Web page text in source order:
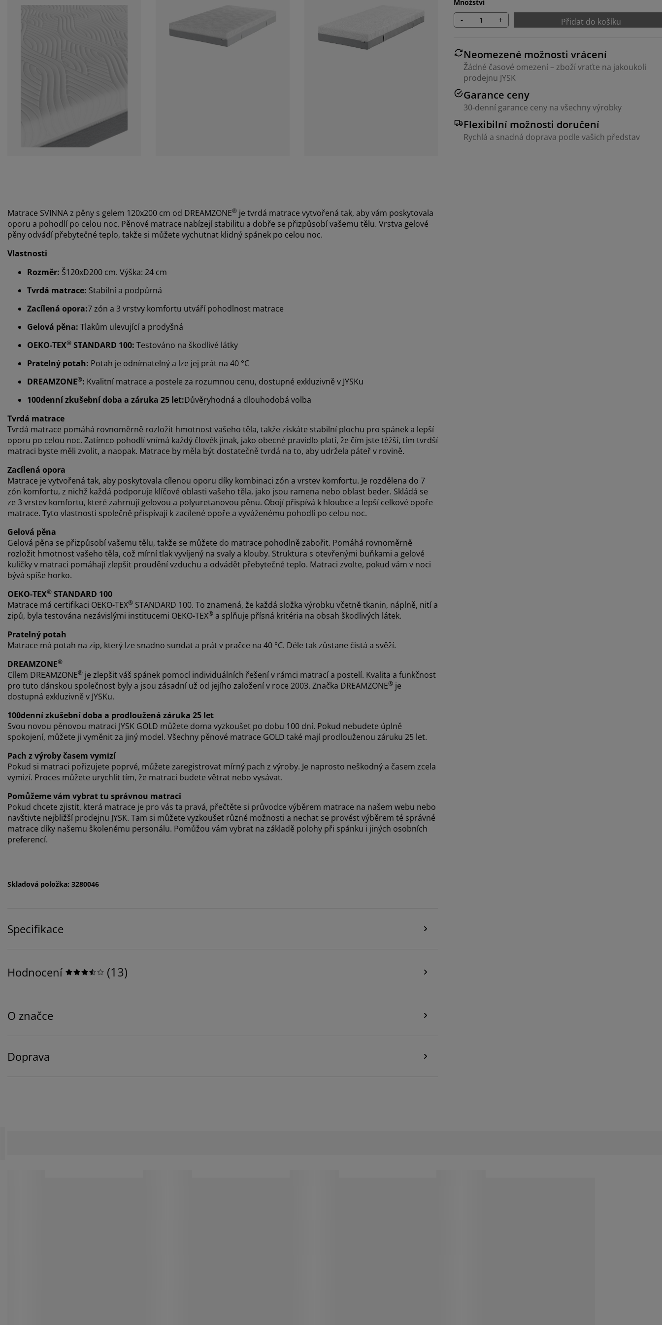
Množství
- + Přidat do košíku
Neomezené možnosti vrácení
Žádné časové omezení – zboží vraťte na jakoukoli
prodejnu JYSK
Garance ceny
30-denní garance ceny na všechny výrobky
Flexibilní možnosti doručení
Rychlá a snadná doprava podle vašich představ
Matrace SVINNA z pěny s gelem 120x200 cm od DREAMZONE® je tvrdá matrace vytvořená tak, aby vám poskytovala
oporu a pohodlí po celou noc. Pěnové matrace nabízejí stabilitu a dobře se přizpůsobí vašemu tělu. Vrstva gelové
pěny odvádí přebytečné teplo, takže si můžete vychutnat klidný spánek po celou noc.
Vlastnosti
Rozměr: Š120xD200 cm. Výška: 24 cm
Tvrdá matrace: Stabilní a podpůrná
Zacílená opora:7 zón a 3 vrstvy komfortu utváří pohodlnost matrace
Gelová pěna: Tlakům ulevující a prodyšná
OEKO-TEX® STANDARD 100: Testováno na škodlivé látky
Pratelný potah: Potah je odnímatelný a lze jej prát na 40 °C
DREAMZONE®: Kvalitní matrace a postele za rozumnou cenu, dostupné exkluzivně v JYSKu
100denní zkušební doba a záruka 25 let:Důvěryhodná a dlouhodobá volba
Tvrdá matrace
Tvrdá matrace pomáhá rovnoměrně rozložit hmotnost vašeho těla, takže získáte stabilní plochu pro spánek a lepší
oporu po celou noc. Zatímco pohodlí vnímá každý člověk jinak, jako obecné pravidlo platí, že čím jste těžší, tím tvrdší
matraci byste měli zvolit, a naopak. Matrace by měla být dostatečně tvrdá na to, aby udržela páteř v rovině.
Zacílená opora
Matrace je vytvořená tak, aby poskytovala cílenou oporu díky kombinaci zón a vrstev komfortu. Je rozdělena do 7
zón komfortu, z nichž každá podporuje klíčové oblasti vašeho těla, jako jsou ramena nebo oblast beder. Skládá se
ze 3 vrstev komfortu, které zahrnují gelovou a polyuretanovou pěnu. Obojí přispívá k hloubce a lepší celkové opoře
matrace. Tyto vlastnosti společně přispívají k zacílené opoře a vyváženému pohodlí po celou noc.
Gelová pěna
Gelová pěna se přizpůsobí vašemu tělu, takže se můžete do matrace pohodlně zabořit. Pomáhá rovnoměrně
rozložit hmotnost vašeho těla, což mírní tlak vyvíjený na svaly a klouby. Struktura s otevřenými buňkami a gelové
kuličky v matraci pomáhají zlepšit proudění vzduchu a odvádět přebytečné teplo. Matraci zvolte, pokud vám v noci
bývá spíše horko.
OEKO-TEX® STANDARD 100
Matrace má certifikaci OEKO-TEX® STANDARD 100. To znamená, že každá složka výrobku včetně tkanin, náplně, nití a
zipů, byla testována nezávislými institucemi OEKO-TEX® a splňuje přísná kritéria na obsah škodlivých látek.
Pratelný potah
Matrace má potah na zip, který lze snadno sundat a prát v pračce na 40 °C. Déle tak zůstane čistá a svěží.
DREAMZONE®
Cílem DREAMZONE® je zlepšit váš spánek pomocí individuálních řešení v rámci matrací a postelí. Kvalita a funkčnost
pro tuto dánskou společnost byly a jsou zásadní už od jejího založení v roce 2003. Značka DREAMZONE® je
dostupná exkluzivně v JYSKu.
100denní zkušební doba a prodloužená záruka 25 let
Svou novou pěnovou matraci JYSK GOLD můžete doma vyzkoušet po dobu 100 dní. Pokud nebudete úplně
spokojení, můžete ji vyměnit za jiný model. Všechny pěnové matrace GOLD také mají prodlouženou záruku 25 let.
Pach z výroby časem vymizí
Pokud si matraci pořizujete poprvé, můžete zaregistrovat mírný pach z výroby. Je naprosto neškodný a časem zcela
vymizí. Proces můžete urychlit tím, že matraci budete větrat nebo vysávat.
Pomůžeme vám vybrat tu správnou matraci
Pokud chcete zjistit, která matrace je pro vás ta pravá, přečtěte si průvodce výběrem matrace na našem webu nebo
navštivte nejbližší prodejnu JYSK. Tam si můžete vyzkoušet různé možnosti a nechat se provést výběrem té správné
matrace díky našemu školenému personálu. Pomůžou vám vybrat na základě polohy při spánku i jiných osobních
preferencí.
Skladová položka: 3280046
Specifikace
Hodnocení (13)
O značce
Doprava